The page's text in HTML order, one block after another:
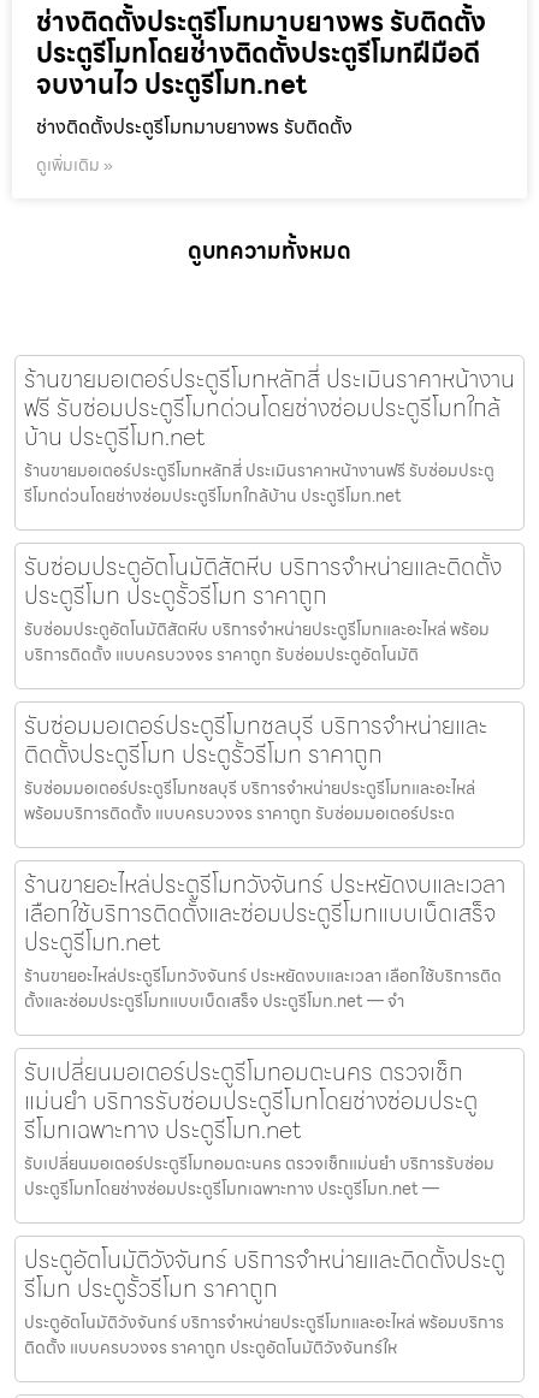
ช่างติดตั้งประตูรีโมทมาบยางพร รับติดตั้ง
ประตูรีโมทโดยช่างติดตั้งประตูรีโมทฝีมือดี
จบงานไว ประตูรีโมท.net
ช่างติดตั้งประตูรีโมทมาบยางพร รับติดตั้ง
ดูเพิ่มเติม »
ดูบทความทั้งหมด
ร้านขายมอเตอร์ประตูรีโมทหลักสี่ ประเมินราคาหน้างาน
ฟรี รับซ่อมประตูรีโมทด่วนโดยช่างซ่อมประตูรีโมทใกล้
บ้าน ประตูรีโมท.net
ร้านขายมอเตอร์ประตูรีโมทหลักสี่ ประเมินราคาหน้างานฟรี รับซ่อมประตู
รีโมทด่วนโดยช่างซ่อมประตูรีโมทใกล้บ้าน ประตูรีโมท.net
รับซ่อมประตูอัตโนมัติสัตหีบ บริการจำหน่ายและติดตั้ง
ประตูรีโมท ประตูรั้วรีโมท ราคาถูก
รับซ่อมประตูอัตโนมัติสัตหีบ บริการจำหน่ายประตูรีโมทและอะไหล่ พร้อม
บริการติดตั้ง แบบครบวงจร ราคาถูก รับซ่อมประตูอัตโนมัติ
รับซ่อมมอเตอร์ประตูรีโมทชลบุรี บริการจำหน่ายและ
ติดตั้งประตูรีโมท ประตูรั้วรีโมท ราคาถูก
รับซ่อมมอเตอร์ประตูรีโมทชลบุรี บริการจำหน่ายประตูรีโมทและอะไหล่
พร้อมบริการติดตั้ง แบบครบวงจร ราคาถูก รับซ่อมมอเตอร์ประต
ร้านขายอะไหล่ประตูรีโมทวังจันทร์ ประหยัดงบและเวลา
เลือกใช้บริการติดตั้งและซ่อมประตูรีโมทแบบเบ็ดเสร็จ
ประตูรีโมท.net
ร้านขายอะไหล่ประตูรีโมทวังจันทร์ ประหยัดงบและเวลา เลือกใช้บริการติด
ตั้งและซ่อมประตูรีโมทแบบเบ็ดเสร็จ ประตูรีโมท.net — จำ
รับเปลี่ยนมอเตอร์ประตูรีโมทอมตะนคร ตรวจเช็ก
แม่นยำ บริการรับซ่อมประตูรีโมทโดยช่างซ่อมประตู
รีโมทเฉพาะทาง ประตูรีโมท.net
รับเปลี่ยนมอเตอร์ประตูรีโมทอมตะนคร ตรวจเช็กแม่นยำ บริการรับซ่อม
ประตูรีโมทโดยช่างซ่อมประตูรีโมทเฉพาะทาง ประตูรีโมท.net —
ประตูอัตโนมัติวังจันทร์ บริการจำหน่ายและติดตั้งประตู
รีโมท ประตูรั้วรีโมท ราคาถูก
ประตูอัตโนมัติวังจันทร์ บริการจำหน่ายประตูรีโมทและอะไหล่ พร้อมบริการ
ติดตั้ง แบบครบวงจร ราคาถูก ประตูอัตโนมัติวังจันทร์ให